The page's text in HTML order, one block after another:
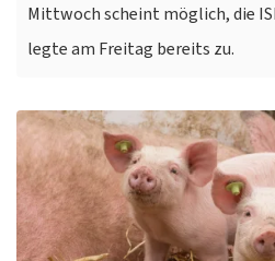
Mittwoch scheint möglich, die
legte am Freitag bereits zu.